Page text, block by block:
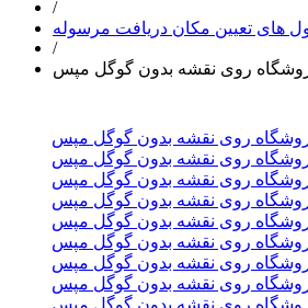
/
های تعیین مکان دریافت مرسوله
/
روی نقشه بدون گوگل مپس